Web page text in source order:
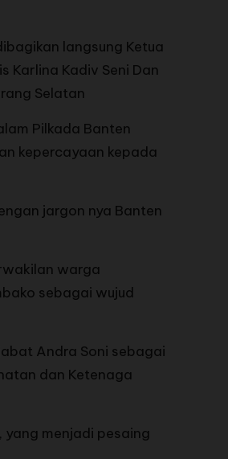
langsung Ketua
Karlina Kadiv Seni Dan
Selatan
Pilkada Banten
kepercayaan kepada
jargon nya Banten
warga
sebagai wujud
Andra Soni sebagai
dan Ketenaga
yang menjadi pesaing